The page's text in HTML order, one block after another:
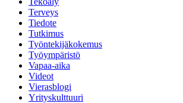
Terveys
Tiedote
Tutkimus
Työntekijäkokemus
Työympäristö
Vapaa-aika
Videot
Vierasblogi
Yrityskulttuuri